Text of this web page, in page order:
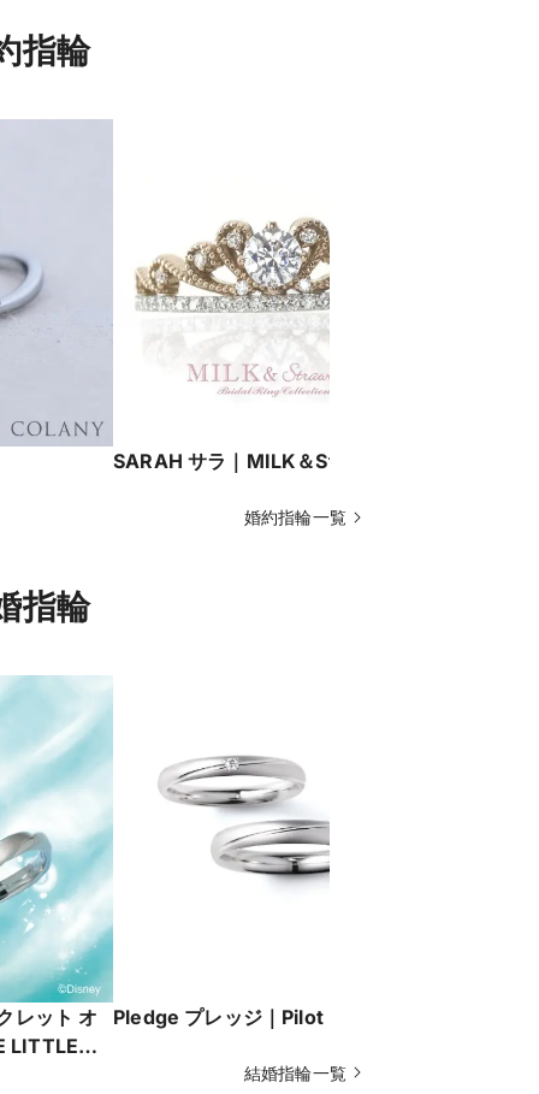
指輪
SARAH サラ｜MILK＆Strawberry
婚約指輪一覧
指輪
レット オ
LITTLE
Pledge プレッジ｜Pilot Bridal
結婚指輪一覧